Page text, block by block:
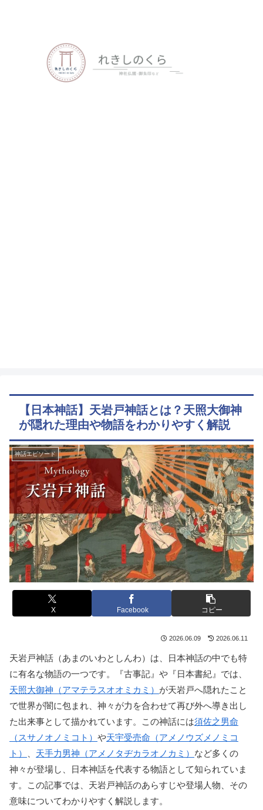
【日本神話】天岩戸神話とは？天照大御神
が隠れた理由や物語をわかりやすく解説
神話エピソード
X Facebook コピー
2026.06.09 2026.06.11
天岩戸神話（あまのいわとしんわ）は、日本神話の中でも特
に有名な物語の一つです。『古事記』や『日本書紀』では、
天照大御神（アマテラスオオミカミ） が天岩戸へ隠れたこと
で世界が闇に包まれ、神々が力を合わせて再び外へ導き出し
た出来事として描かれています。この神話には須佐之男命
（スサノオノミコト） や天宇受売命（アメノウズメノミコ
ト）
天手力男神（アメノタヂカラオノカミ） など多くの
神々が登場し、日本神話を代表する物語として知られていま
す。この記事では、天岩戸神話のあらすじや登場人物、その
意味についてわかりやすく解説します。